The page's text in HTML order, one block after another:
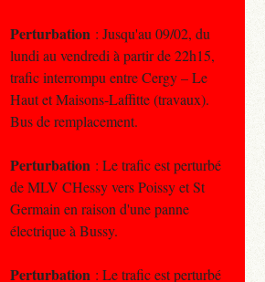
Perturbation : Jusqu'au 09/02, du
lundi au vendredi à partir de 22h15,
trafic interrompu entre Cergy – Le
Haut et Maisons-Laffitte (travaux).
Bus de remplacement.
Perturbation : Le trafic est perturbé
de MLV CHessy vers Poissy et St
Germain en raison d'une panne
électrique à Bussy.
Perturbation : Le trafic est perturbé